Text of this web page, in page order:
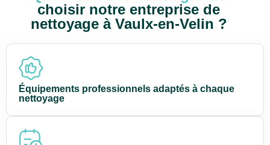
choisir notre entreprise de
nettoyage à Vaulx-en-Velin ?
Équipements professionnels adaptés à chaque
nettoyage